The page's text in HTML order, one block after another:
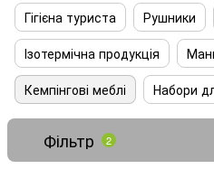
Гігієна туриста
Рушники
Ізотермічна продукція
Кемпінгові меблі
Набори
Фільтр 2